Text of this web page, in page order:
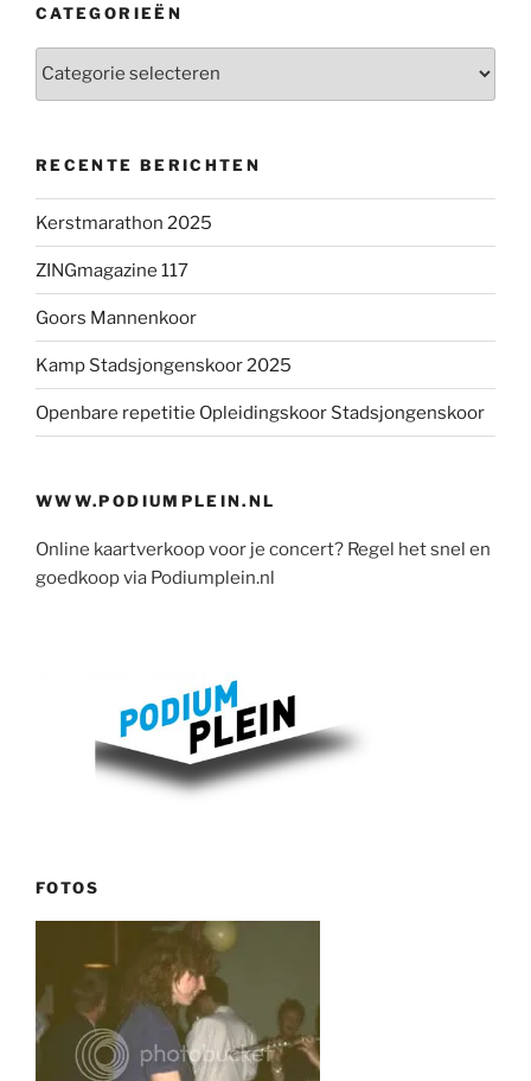
CATEGORIEËN
RECENTE BERICHTEN
Kerstmarathon 2025
ZINGmagazine 117
Goors Mannenkoor
Kamp Stadsjongenskoor 2025
Openbare repetitie Opleidingskoor Stadsjongenskoor
WWW.PODIUMPLEIN.NL
Online kaartverkoop voor je concert? Regel het snel en
goedkoop via Podiumplein.nl
FOTOS